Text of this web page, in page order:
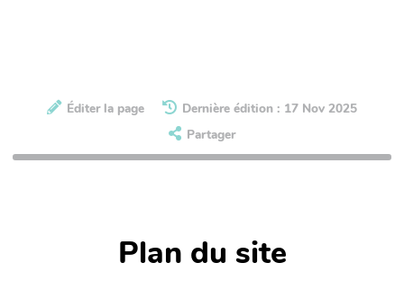
Éditer la page
Dernière édition : 17 Nov 2025
Partager
Plan du site